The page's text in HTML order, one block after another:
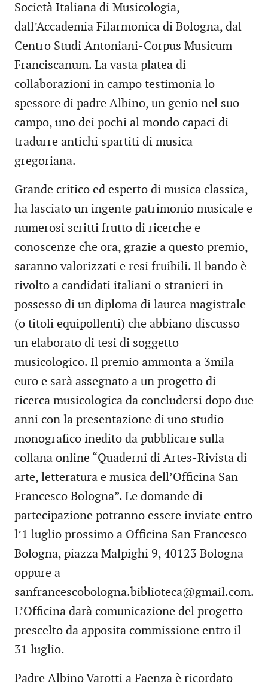
Società Italiana di Musicologia,
dall’Accademia Filarmonica di Bologna, dal
Centro Studi Antoniani-Corpus Musicum
Franciscanum. La vasta platea di
collaborazioni in campo testimonia lo
spessore di padre Albino, un genio nel suo
campo, uno dei pochi al mondo capaci di
tradurre antichi spartiti di musica
gregoriana.
Grande critico ed esperto di musica classica,
ha lasciato un ingente patrimonio musicale e
numerosi scritti frutto di ricerche e
conoscenze che ora, grazie a questo premio,
saranno valorizzati e resi fruibili. Il bando è
rivolto a candidati italiani o stranieri in
possesso di un diploma di laurea magistrale
(o titoli equipollenti) che abbiano discusso
un elaborato di tesi di soggetto
musicologico. Il premio ammonta a 3mila
euro e sarà assegnato a un progetto di
ricerca musicologica da concludersi dopo due
anni con la presentazione di uno studio
monografico inedito da pubblicare sulla
collana online “Quaderni di Artes-Rivista di
arte, letteratura e musica dell’Officina San
Francesco Bologna”. Le domande di
partecipazione potranno essere inviate entro
l’1 luglio prossimo a Officina San Francesco
Bologna, piazza Malpighi 9, 40123 Bologna
oppure a
sanfrancescobologna.biblioteca@gmail.com.
L’Officina darà comunicazione del progetto
prescelto da apposita commissione entro il
31 luglio.
Padre Albino Varotti a Faenza è ricordato